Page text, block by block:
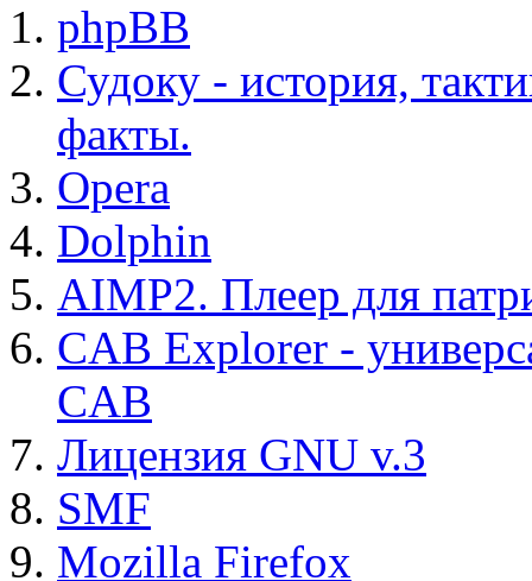
phpBB
Судоку - история,
факты.
Opera
Dolphin
AIMP2. Плеер для
CAB Explorer -
CAB
Лицензия GNU v.3
SMF
Mozilla Firefox